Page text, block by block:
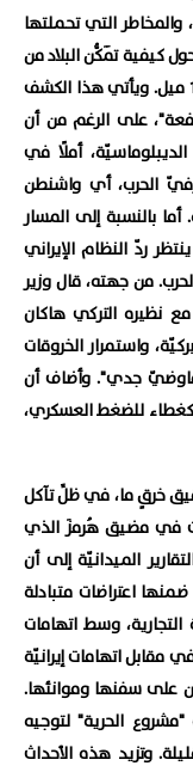
التي تحملتها
كيفية تَمَكُّن البلاد من
خوضِ حملةٍ جويةٍ ضد عدوٍ يبعد عنها نحو 1000 ميل. ويأتي هذا الكشف
على الرغم من أن
أملًا في
الحرب، أي واشنطن
بالنسبة إلى المسار
ردّ النظام الإيراني
من جهته، قال وزير
نظيره التركي هاكان
واستمرار الخروقات
جدي". وأضاف أن
للضغط العسكري،
خرقٍ ما، في ظلِّ تآكل
في مضيق هُرمزَ الذي
الميدانيّة إلى أن
اعتراضات متبادلة
وسط اتهامات
مقابل اتهامات إيرانيّة
على سفنها وموانئها.
"مشروع الحرية" لتوجيه
وتزيد هذه الأحداث